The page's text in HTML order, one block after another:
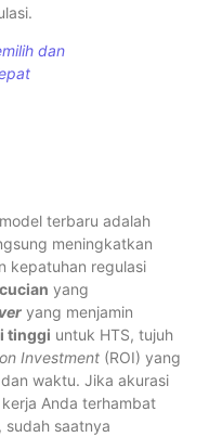
dan
model terbaru adalah
meningkatkan
kepatuhan regulasi
yang
yang menjamin
tinggi untuk HTS, tujuh
Investment (ROI) yang
waktu. Jika akurasi
Anda terhambat
sudah saatnya